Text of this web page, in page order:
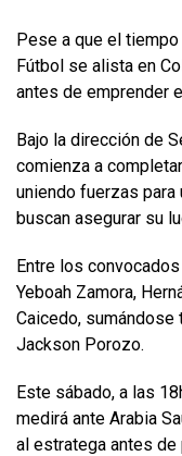
Pese a que el
Fútbol se alista en
antes de emprender
Bajo la dirección de
comienza a
uniendo fuerzas para
buscan asegurar su
Entre los
Yeboah Zamora,
Caicedo,
Jackson Porozo.
Este sábado, a las
medirá ante Arabia
al estratega antes